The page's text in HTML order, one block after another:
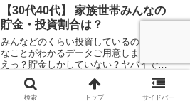
【30代40代】 家族世帯みんなの
貯金・投資割合は？
みんなどのくらい投資しているの？そん
なことがわかるデータご用意しました！
えっ？貯金しかしていない？ヤバイで
す、それ
【ストレス】お金ないと心がすさ
検索 トップ サイドバー